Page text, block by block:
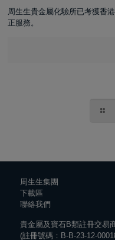
周生生貴金屬化驗所已考獲香
正服務。
周生生集團
下載區
聯絡我們
貴金屬及寶石B類註冊交易
(註冊號碼：B-B-23-12-